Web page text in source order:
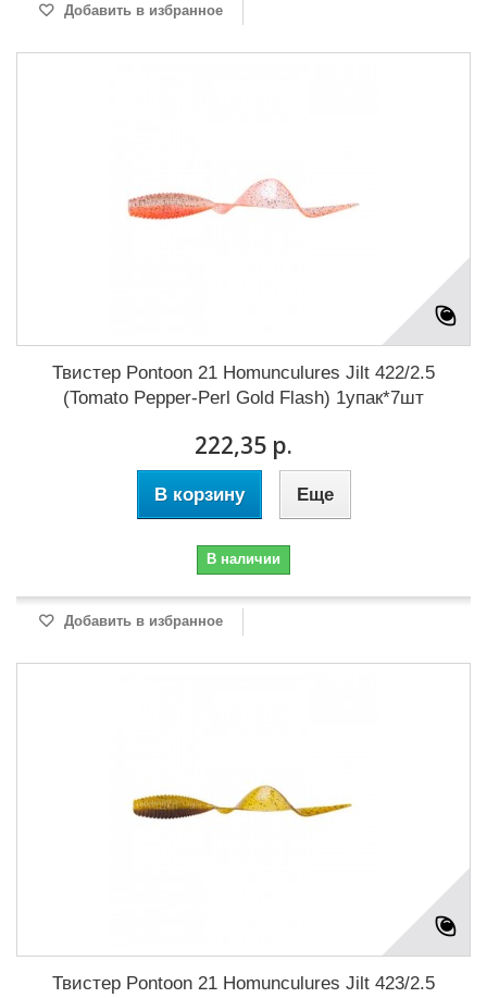
Добавить в избранное
Твистер Pontoon 21 Homunculures Jilt 422/2.5
(Tomato Pepper-Perl Gold Flash) 1упак*7шт
222,35 р.
В корзину Еще
В наличии
Добавить в избранное
Твистер Pontoon 21 Homunculures Jilt 423/2.5